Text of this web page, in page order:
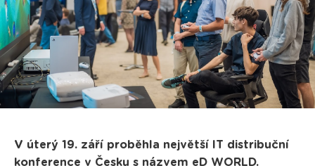
V úterý 19. září proběhla největší IT distribuční
konference v Česku s názvem eD WORLD.